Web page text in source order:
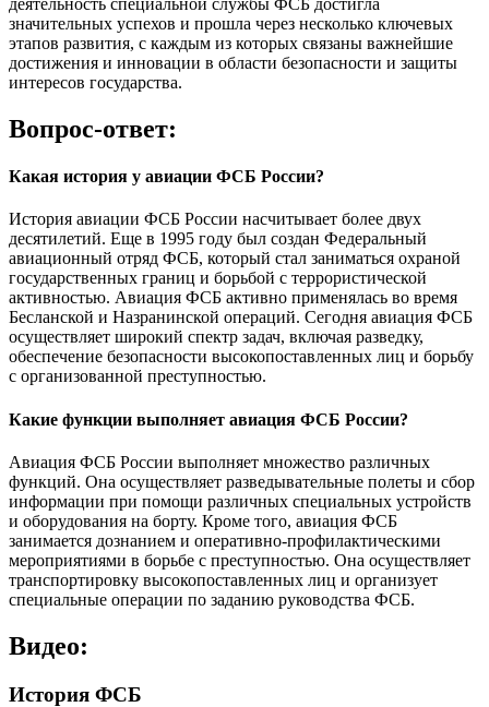
значительных успехов и прошла через несколько ключевых
этапов развития, с каждым из которых связаны важнейшие
достижения и инновации в области безопасности и защиты
интересов государства.
Вопрос-ответ:
Какая история у авиации ФСБ России?
История авиации ФСБ России насчитывает более двух
десятилетий. Еще в 1995 году был создан Федеральный
авиационный отряд ФСБ, который стал заниматься охраной
государственных границ и борьбой с террористической
активностью. Авиация ФСБ активно применялась во время
Бесланской и Назранинской операций. Сегодня авиация ФСБ
осуществляет широкий спектр задач, включая разведку,
обеспечение безопасности высокопоставленных лиц и борьбу
с организованной преступностью.
Какие функции выполняет авиация ФСБ России?
Авиация ФСБ России выполняет множество различных
функций. Она осуществляет разведывательные полеты и сбор
информации при помощи различных специальных устройств
и оборудования на борту. Кроме того, авиация ФСБ
занимается дознанием и оперативно-профилактическими
мероприятиями в борьбе с преступностью. Она осуществляет
транспортировку высокопоставленных лиц и организует
специальные операции по заданию руководства ФСБ.
Видео:
История ФСБ